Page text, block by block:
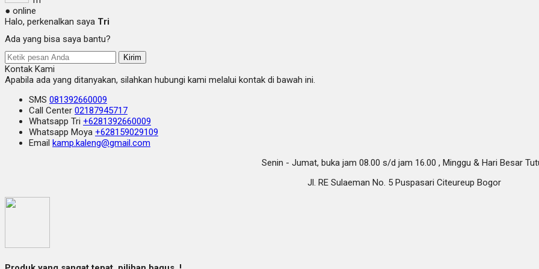
● online
Halo, perkenalkan saya Tri
Ada yang bisa saya bantu?
Kirim
Kontak Kami
Apabila ada yang ditanyakan, silahkan hubungi kami melalui kontak di bawah ini.
SMS 081392660009
Call Center 02187945717
Whatsapp Tri +6281392660009
Whatsapp Moya +628159029109
Email kamp.kaleng@gmail.com
Senin - Jumat, buka jam 08.00 s/d jam 16.00 , Minggu & Hari Besar
Jl. RE Sulaeman No. 5 Puspasari Citeureup Bogor